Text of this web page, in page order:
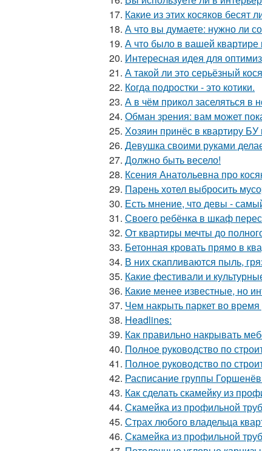
17. Какие из этих косяков бесят
18. А что вы думаете: нужно ли
19. А что было в вашей квартире
20. Интересная идея для
21. А такой ли это серьёзный
22. Когда подростки - это котики.
23. А в чём прикол заселяться в
24. Обман зрения: вам может
25. Хозяин принёс в квартиру БУ
26. Девушка своими руками
27. Должно быть весело!
28. Ксения Анатольевна про
29. Парень хотел выбросить
30. Есть мнение, что девы -
31. Своего ребёнка в шкаф
32. От квартиры мечты до
33. Бетонная кровать прямо в
34. В них скапливаются пыль,
35. Какие фестивали и
36. Какие менее известные, но
37. Чем накрыть паркет во
38. Headlines:
39. Как правильно накрывать
40. Полное руководство по
41. Полное руководство по
42. Расписание группы
43. Как сделать скамейку из
44. Скамейка из профильной
45. Страх любого владельца
46. Скамейка из профильной